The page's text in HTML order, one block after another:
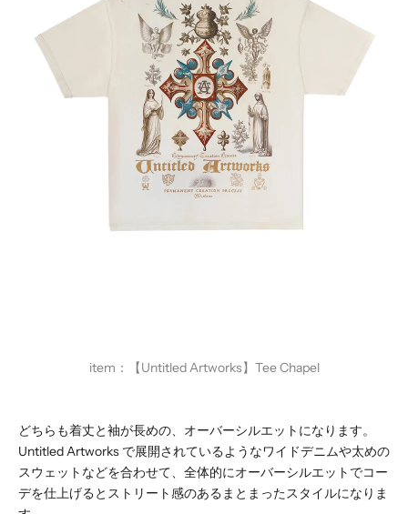
item： 【Untitled Artworks】Tee Chapel
どちらも着丈と袖が長めの、オーバーシルエットになります。
Untitled Artworks で展開されているようなワイドデニムや太めの
スウェットなどを合わせて、全体的にオーバーシルエットでコー
デを仕上げるとストリート感のあるまとまったスタイルになりま